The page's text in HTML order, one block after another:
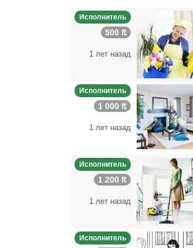
Исполнитель
500 ₶
1 лет назад
Исполнитель
1 000 ₶
1 лет назад
Исполнитель
1 200 ₶
1 лет назад
Исполнитель